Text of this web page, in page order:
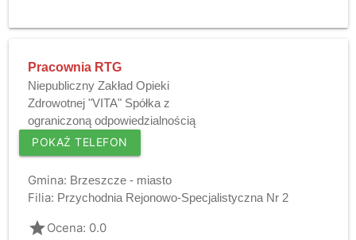
Pracownia RTG
Niepubliczny Zakład Opieki
Zdrowotnej "VITA" Spółka z
ograniczoną odpowiedzialnością
POKAŻ TELEFON
Gmina: Brzeszcze - miasto
Filia: Przychodnia Rejonowo-Specjalistyczna Nr 2
gradeOcena: 0.0